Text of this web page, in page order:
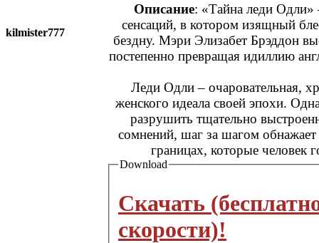
kilmister777
Описание: «Тайна леди Одли»
сенсаций, в котором изящный
бездну. Мэри Элизабет Брэддон
постепенно превращая идиллию
Леди Одли – очаровательная,
женского идеала своей эпохи.
разрушить тщательно
сомнений, шаг за шагом
границах, которые человек
Download
Скачать
скорости)!